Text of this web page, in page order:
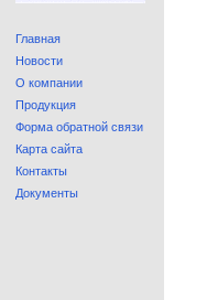
Главная
Новости
О компании
Продукция
Форма обратной связи
Карта сайта
Контакты
Документы